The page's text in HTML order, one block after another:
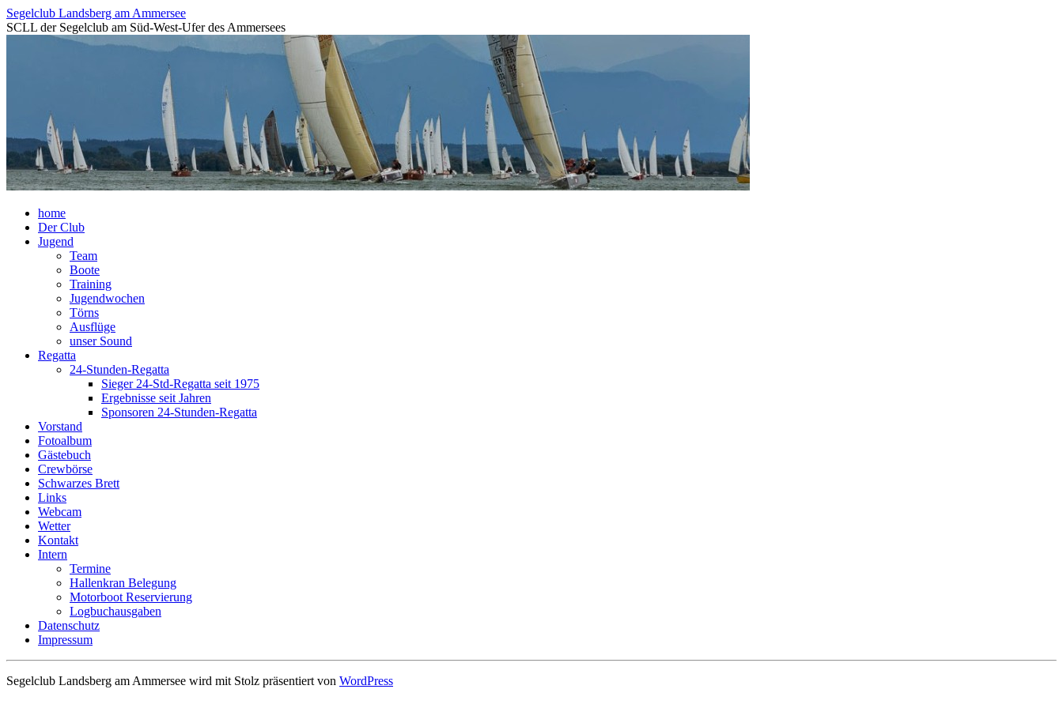
Segelclub Landsberg am Ammersee
SCLL der Segelclub am Süd-West-Ufer des Ammersees
Skip
content
home
Der Club
Jugend
Team
Boote
Training
Jugendwochen
Törns
Ausflüge
unser Sound
Regatta
24-Stunden-Regatta
Sieger 24-Std-Regatta seit 1975
Ergebnisse seit Jahren
Sponsoren 24-Stunden-Regatta
Vorstand
Fotoalbum
Gästebuch
Crewbörse
Schwarzes Brett
Links
Webcam
Wetter
Kontakt
Intern
Termine
Hallenkran Belegung
Motorboot Reservierung
Logbuchausgaben
Datenschutz
Impressum
Segelclub Landsberg am Ammersee wird mit Stolz präsentiert von WordPress